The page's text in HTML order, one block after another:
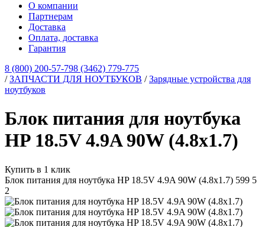
О компании
Партнерам
Доставка
Оплата, доставка
Гарантия
8 (800) 200-57-798 (3462) 779-775
/ЗАПЧАСТИ ДЛЯ НОУТБУКОВ /Зарядные устройства для
ноутбуков
Блок питания для ноутбука
HP 18.5V 4.9A 90W (4.8x1.7)
Купить в 1 клик
Блок питания для ноутбука HP 18.5V 4.9A 90W (4.8x1.7) 599 5
2